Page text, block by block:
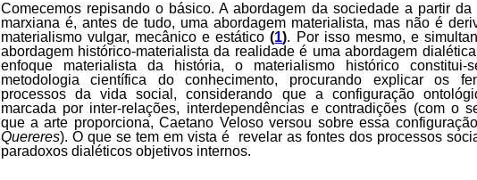
Comecemos repisando o básico. A abordagem da sociedade a partir da
marxiana é, antes de tudo, uma abordagem materialista, mas não é
materialismo vulgar, mecânico e estático(1). Por isso mesmo, e
abordagem histórico-materialista da realidade é uma abordagem
enfoque materialista da história, o materialismo histórico constitui-
metodologia científica do conhecimento, procurando explicar os
processos da vida social, considerando que a configuração
marcada por inter-relações, interdependências e contradições (com o
que a arte proporciona, Caetano Veloso versou sobre essa
Quereres). O que se tem em vista é revelar as fontes dos processos
paradoxos dialéticos objetivos internos.